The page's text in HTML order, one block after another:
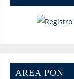
AREA PON